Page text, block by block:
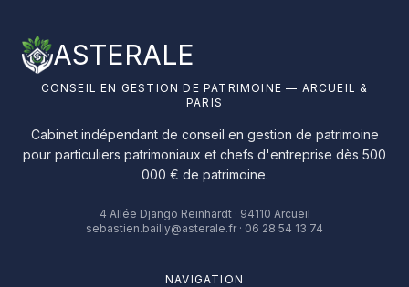
ASTERALE
CONSEIL EN GESTION DE PATRIMOINE — ARCUEIL &
PARIS
Cabinet indépendant de conseil en gestion de patrimoine
pour particuliers patrimoniaux et chefs d'entreprise dès 500
000 € de patrimoine.
4 Allée Django Reinhardt · 94110 Arcueil
sebastien.bailly@asterale.fr · 06 28 54 13 74
NAVIGATION